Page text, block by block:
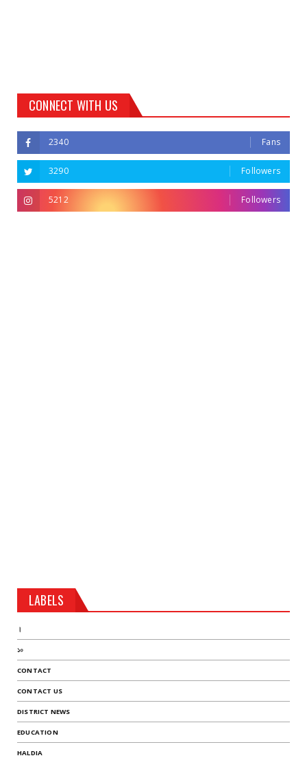
CONNECT WITH US
2340 Fans
3290 Followers
5212 Followers
LABELS
।
১০
CONTACT
CONTACT US
DISTRICT NEWS
EDUCATION
HALDIA